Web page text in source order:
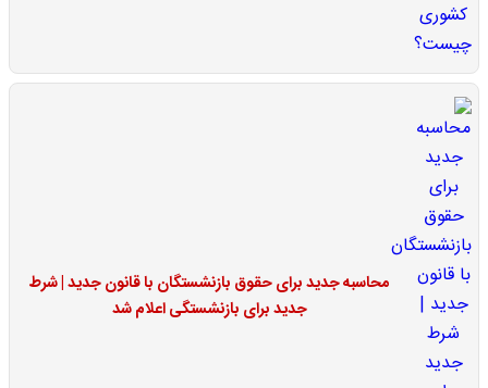
محاسبه جدید برای حقوق بازنشستگان با قانون جدید | شرط
جدید برای بازنشستگی اعلام شد